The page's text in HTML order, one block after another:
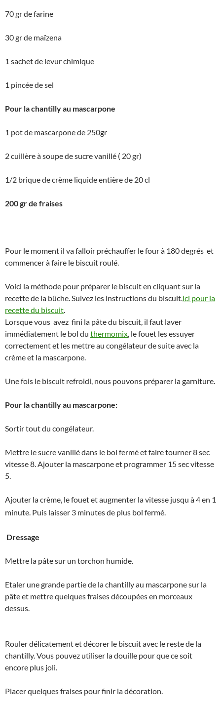
70 gr de farine
30 gr de maïzena
1 sachet de levur chimique
1 pincée de sel
Pour la chantilly au mascarpone
1 pot de mascarpone de 250gr
2 cuillère à soupe de sucre vanillé ( 20 gr)
1/2 brique de crème liquide entière de 20 cl
200 gr de fraises
Pour le moment il va falloir préchauffer le four à 180 degrés et
commencer à faire le biscuit roulé.
Voici la méthode pour préparer le biscuit en cliquant sur la
recette de la bûche. Suivez les instructions du biscuit.ici pour la
recette du biscuit.
Lorsque vous avez fini la pâte du biscuit, il faut laver
immédiatement le bol du thermomix, le fouet les essuyer
correctement et les mettre au congélateur de suite avec la
crème et la mascarpone.
Une fois le biscuit refroidi, nous pouvons préparer la garniture.
Pour la chantilly au mascarpone:
Sortir tout du congélateur.
Mettre le sucre vanillé dans le bol fermé et faire tourner 8 sec
vitesse 8. Ajouter la mascarpone et programmer 15 sec vitesse
5.
Ajouter la crème, le fouet et augmenter la vitesse jusqu à 4 en 1
minute. Puis laisser 3 minutes de plus bol fermé.
Dressage
Mettre la pâte sur un torchon humide.
Etaler une grande partie de la chantilly au mascarpone sur la
pâte et mettre quelques fraises découpées en morceaux
dessus.
Rouler délicatement et décorer le biscuit avec le reste de la
chantilly. Vous pouvez utiliser la douille pour que ce soit
encore plus joli.
Placer quelques fraises pour finir la décoration.